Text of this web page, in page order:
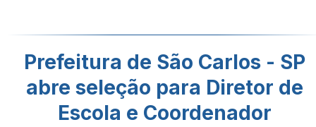
Prefeitura de São Carlos - SP
abre seleção para Diretor de
Escola e Coordenador